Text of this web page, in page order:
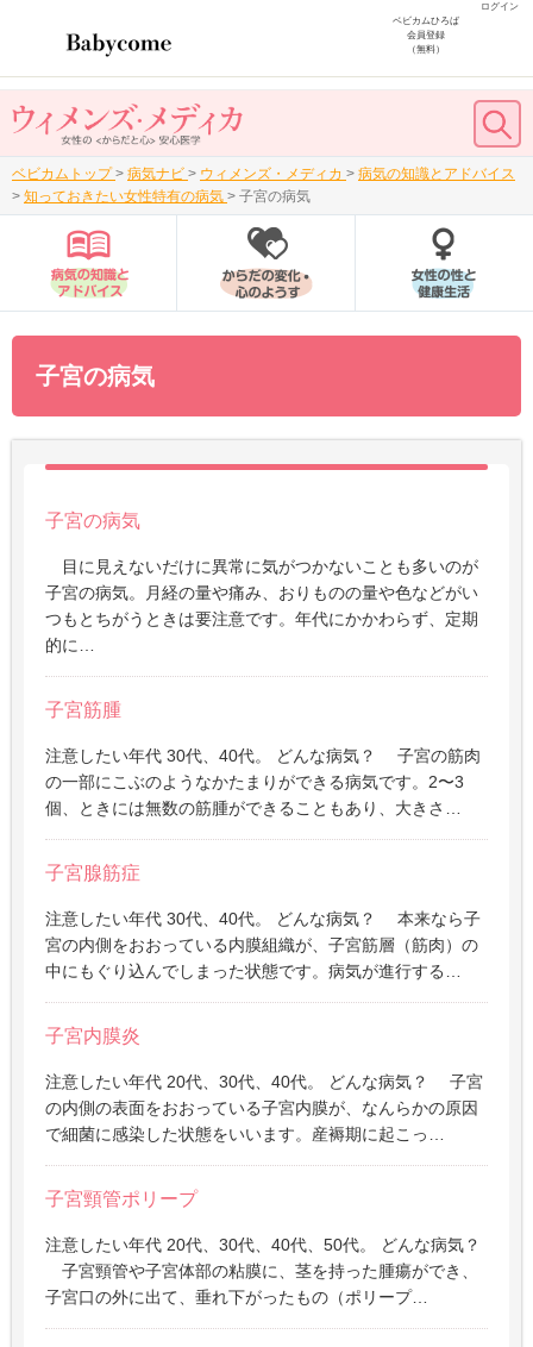
ログイン
ベビカムひろば
会員登録
（無料）
ベビカムトップ > 病気ナビ > ウィメンズ・メディカ > 病気の知識とアドバイス
> 知っておきたい女性特有の病気 > 子宮の病気
子宮の病気
子宮の病気
目に見えないだけに異常に気がつかないことも多いのが
子宮の病気。月経の量や痛み、おりものの量や色などがい
つもとちがうときは要注意です。年代にかかわらず、定期
的に…
子宮筋腫
注意したい年代 30代、40代。 どんな病気？ 子宮の筋肉
の一部にこぶのようなかたまりができる病気です。2〜3
個、ときには無数の筋腫ができることもあり、大きさ…
子宮腺筋症
注意したい年代 30代、40代。 どんな病気？ 本来なら子
宮の内側をおおっている内膜組織が、子宮筋層（筋肉）の
中にもぐり込んでしまった状態です。病気が進行する…
子宮内膜炎
注意したい年代 20代、30代、40代。 どんな病気？ 子宮
の内側の表面をおおっている子宮内膜が、なんらかの原因
で細菌に感染した状態をいいます。産褥期に起こっ…
子宮頸管ポリープ
注意したい年代 20代、30代、40代、50代。 どんな病気？
子宮頸管や子宮体部の粘膜に、茎を持った腫瘍ができ、
子宮口の外に出て、垂れ下がったもの（ポリープ…